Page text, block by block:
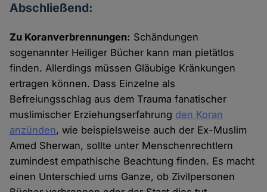
Abschließend:
Zu Koranverbrennungen: Schändungen
sogenannter Heiliger Bücher kann man pietätlos
finden. Allerdings müssen Gläubige Kränkungen
ertragen können. Dass Einzelne als
Befreiungsschlag aus dem Trauma fanatischer
muslimischer Erziehungserfahrung den Koran
anzünden, wie beispielsweise auch der Ex-Muslim
Amed Sherwan, sollte unter Menschenrechtlern
zumindest empathische Beachtung finden. Es macht
einen Unterschied ums Ganze, ob Zivilpersonen